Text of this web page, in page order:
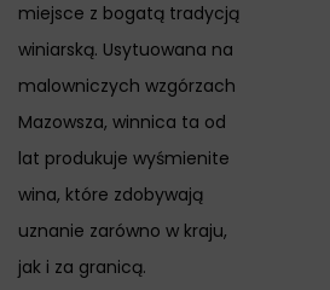
miejsce z bogatą tradycją
winiarską. Usytuowana na
malowniczych wzgórzach
Mazowsza, winnica ta od
lat produkuje wyśmienite
wina, które zdobywają
uznanie zarówno w kraju,
jak i za granicą.